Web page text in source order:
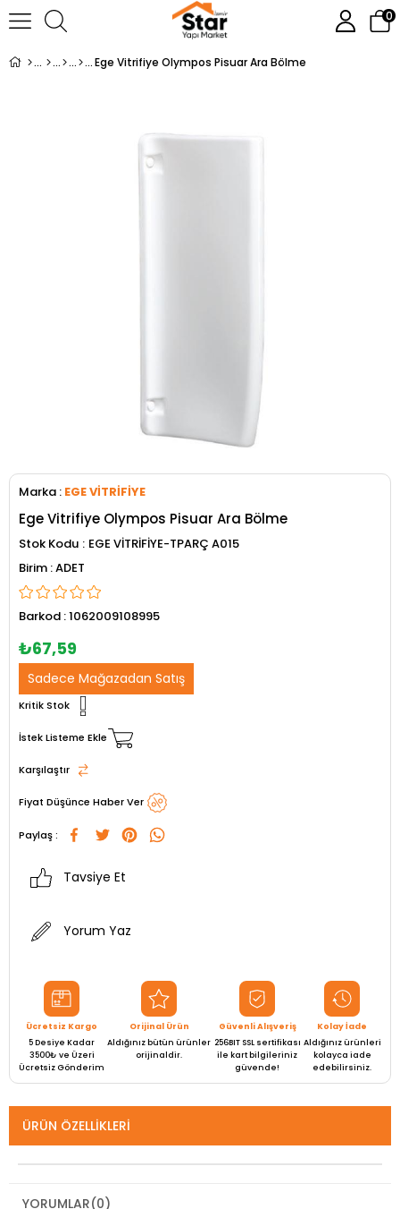
0
Ege Vitrifiye Olympos Pisuar Ara Bölme
Marka : EGE VİTRİFİYE
Ege Vitrifiye Olympos Pisuar Ara Bölme
Stok Kodu
EGE VİTRİFİYE-TPARÇ A015
ADET
Barkod :1062009108995
₺67,59
Sadece Mağazadan Satış
Kritik Stok
İstek Listeme Ekle
Karşılaştır
Fiyat Düşünce Haber Ver
Paylaş :
Tavsiye Et
Yorum Yaz
Ücretsiz Kargo
5 Desiye Kadar
3500₺ ve Üzeri
Ücretsiz Gönderim
Orijinal Ürün
Aldığınız bütün ürünler
orijinaldir.
Güvenli Alışveriş
256BIT SSL sertifikası
ile kart bilgileriniz
güvende!
Kolay İade
Aldığınız ürünleri
kolayca iade
edebilirsiniz.
ÜRÜN ÖZELLIKLERI
YORUMLAR(0)